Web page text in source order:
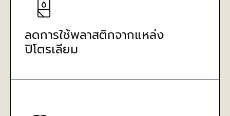
ลดการใช้พลาสติกจากแหล่ง
ปิโตรเลียม